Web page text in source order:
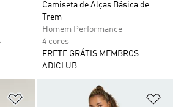
Camiseta de Alças Básica de
Trem
Homem Performance
4 cores
FRETE GRÁTIS MEMBROS
ADICLUB
Adicionar à Lista de Desejos